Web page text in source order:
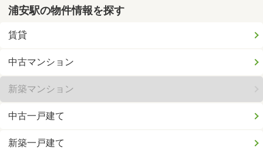
浦安駅の物件情報を探す
賃貸
中古マンション
新築マンション
中古一戸建て
新築一戸建て